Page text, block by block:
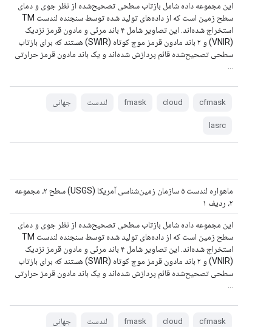
این مجموعه داده شامل بازتاب سطحی تصحیح‌شده از نظر جوی و دمای
سطح زمین است که از داده‌های تولید شده توسط سنجنده لندست TM
استخراج شده‌اند. این تصاویر شامل ۴ باند مرئی و مادون قرمز نزدیک
(VNIR) و ۲ باند مادون قرمز موج کوتاه (SWIR) هستند که برای بازتاب
سطحی تصحیح‌شده قائم پردازش شده‌اند و یک باند مادون قرمز حرارتی
cfmask
cloud
fmask لندست جهانی
lasrc
ماهواره لندست ۵ سازمان زمین‌شناسی آمریکا (USGS) سطح ۲، مجموعه
۲، ردیف ۱
این مجموعه داده شامل بازتاب سطحی تصحیح‌شده از نظر جوی و دمای
سطح زمین است که از داده‌های تولید شده توسط سنجنده لندست TM
استخراج شده‌اند. این تصاویر شامل ۴ باند مرئی و مادون قرمز نزدیک
(VNIR) و ۲ باند مادون قرمز موج کوتاه (SWIR) هستند که برای بازتاب
سطحی تصحیح‌شده قائم پردازش شده‌اند و یک باند مادون قرمز حرارتی
cfmask
cloud
fmask لندست جهانی